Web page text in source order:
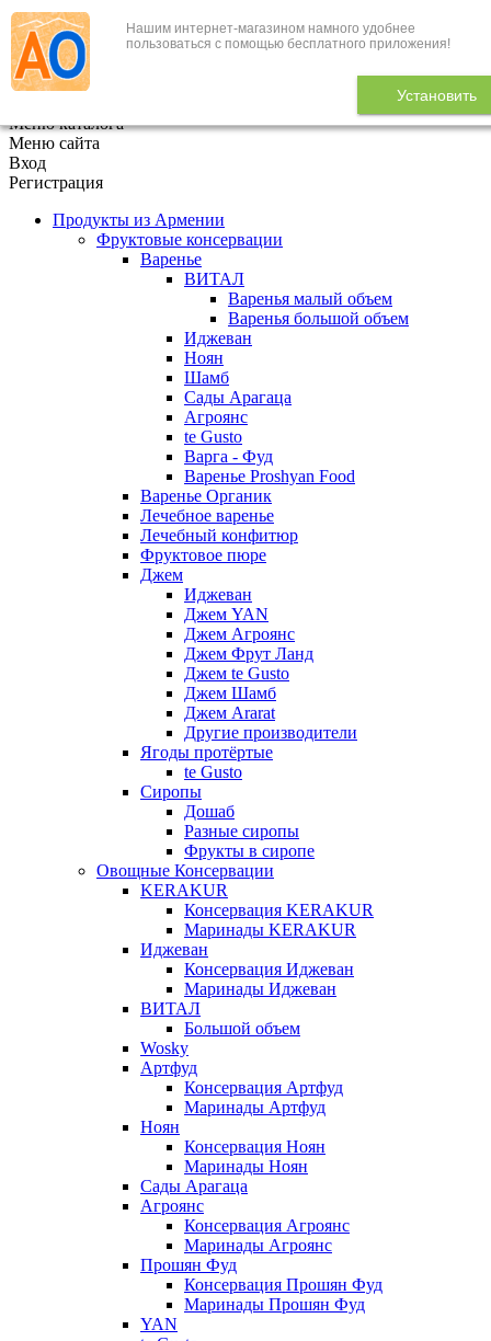
Нашим интернет-магазином намного удобнее
пользоваться с помощью бесплатного приложения!
Установить
+7 (495) 646-888-1
В корзине 0
Меню каталога
Меню сайта
Вход
Регистрация
Продукты из Армении
Фруктовые консервации
Варенье
ВИТАЛ
Варенья малый объем
Варенья большой объем
Иджеван
Ноян
Шамб
Сады Арагаца
Агроянс
te Gusto
Варга - Фуд
Варенье Proshyan Food
Варенье Органик
Лечебное варенье
Лечебный конфитюр
Фруктовое пюре
Джем
Иджеван
Джем YAN
Джем Агроянс
Джем Фрут Ланд
Джем te Gusto
Джем Шамб
Джем Ararat
Другие производители
Ягоды протёртые
te Gusto
Сиропы
Дошаб
Разные сиропы
Фрукты в сиропе
Овощные Консервации
KERAKUR
Консервация KERAKUR
Маринады KERAKUR
Иджеван
Консервация Иджеван
Маринады Иджеван
ВИТАЛ
Большой объем
Wosky
Артфуд
Консервация Артфуд
Маринады Артфуд
Ноян
Консервация Ноян
Маринады Ноян
Сады Арагаца
Агроянс
Консервация Агроянс
Маринады Агроянс
Прошян Фуд
Консервация Прошян Фуд
Маринады Прошян Фуд
YAN